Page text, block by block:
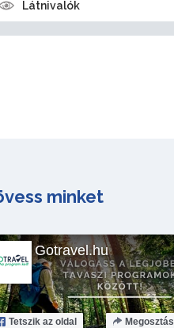
Látnivalók
minket
Gotravel.hu
Tetszik az oldal Megosztás